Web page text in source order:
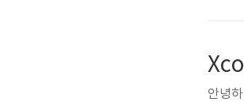
안녕